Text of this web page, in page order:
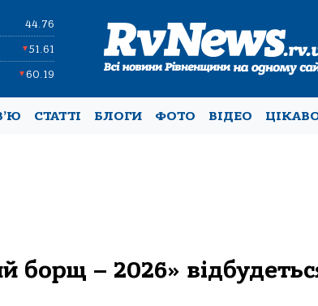
44.76
▼51.61
▼60.19
СТАТТІ БЛОГИ ФОТО ВІДЕО
борщ – 2026»